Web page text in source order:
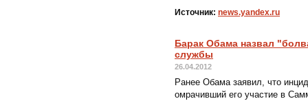
Источник: news.yandex.ru
Барак Обама назвал
службы
26.04.2012
Ранее Обама заявил, что
омрачивший его участие в